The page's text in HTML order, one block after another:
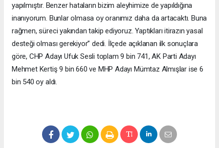
yapılmıştır. Benzer hataların bizim aleyhimize de yapıldığına
inanıyorum. Bunlar olmasa oy oranımız daha da artacaktı. Buna
rağmen, süreci yakından takip ediyoruz. Yaptıkları itirazın yasal
desteği olması gerekiyor” dedi. İlçede açıklanan ilk sonuçlara
göre, CHP Adayı Ufuk Sesli toplam 9 bin 741, AK Parti Adayı
Mehmet Kertiş 9 bin 660 ve MHP Adayı Mümtaz Almışlar ise 6
bin 540 oy aldı.